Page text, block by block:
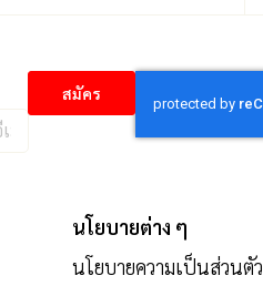
สมัคร
นโยบายต่าง ๆ
นโยบายความเป็นส่วนตัว